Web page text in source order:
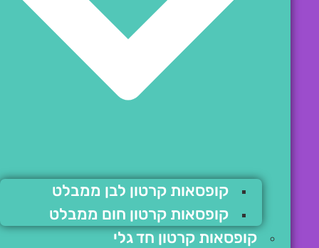
קופסאות קרטון לבן ממבלט
קופסאות קרטון חום ממבלט
קופסאות קרטון חד גלי